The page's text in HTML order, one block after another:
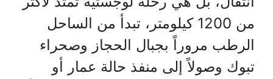
من 1200 كيلومتر، تبدأ من الساحل
الرطب مروراً بجبال الحجاز وصحراء
تبوك وصولاً إلى منفذ حالة عمار أو